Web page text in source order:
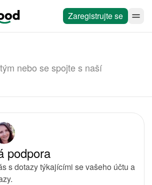
Zaregistrujte se
nebo se spojte s naší
podpora
s dotazy týkajícími se vašeho účtu a